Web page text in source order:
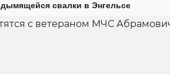
свалки в Энгельсе